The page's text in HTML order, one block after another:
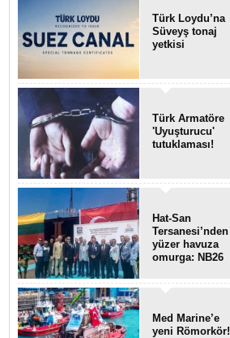
Türk Loydu’na
Süveyş tonaj
yetkisi
Türk Armatöre
'Uyuşturucu'
tutuklaması!
Hat-San
Tersanesi’nden
yüzer havuza
omurga: NB26
Med Marine’e
yeni Römorkör!